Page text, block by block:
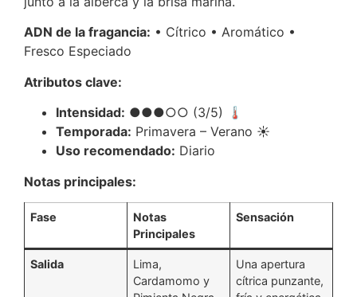
ADN de la fragancia: • Cítrico • Aromático •
Fresco Especiado
Atributos clave:
Intensidad: ●●●○○ (3/5) 🌡️
Temporada: Primavera – Verano ☀️
Uso recomendado: Diario
Notas principales:
Fase
Notas
Principales
Sensación
Salida
Lima,
Cardamomo y
Una apertura
cítrica punzante,